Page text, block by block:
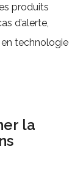
produits
d’alerte,
technologie
la